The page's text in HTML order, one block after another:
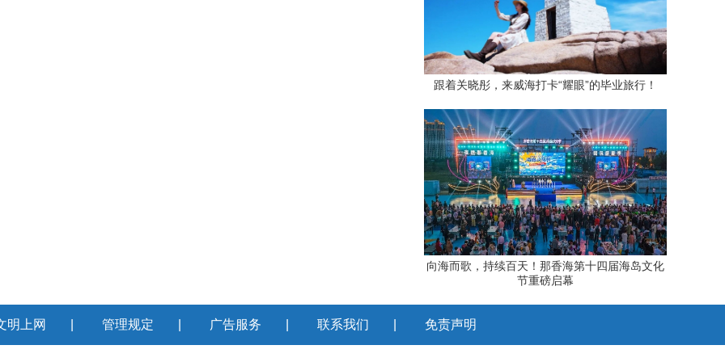
跟着关晓彤，来威海打卡“耀眼”的毕业旅行！
向海而歌，持续百天！那香海第十四届海岛文化
节重磅启幕
明上网 管理规定 广告服务 联系我们 免责声明